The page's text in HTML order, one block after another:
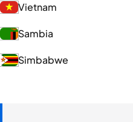
Vietnam
Sambia
Simbabwe